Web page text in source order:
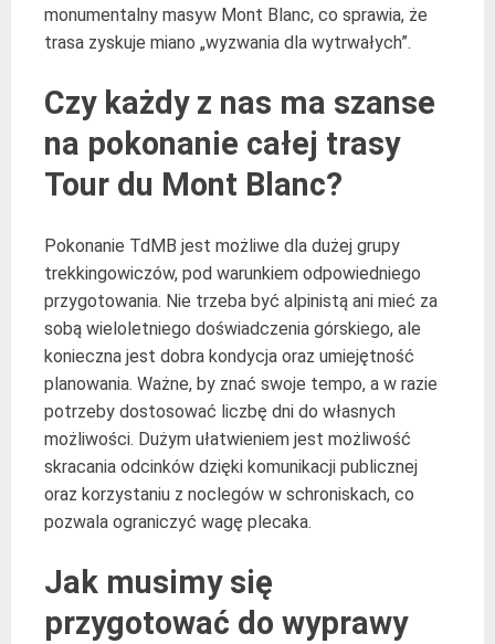
monumentalny masyw Mont Blanc, co sprawia, że
trasa zyskuje miano „wyzwania dla wytrwałych”.
Czy każdy z nas ma szanse
na pokonanie całej trasy
Tour du Mont Blanc?
Pokonanie TdMB jest możliwe dla dużej grupy
trekkingowiczów, pod warunkiem odpowiedniego
przygotowania. Nie trzeba być alpinistą ani mieć za
sobą wieloletniego doświadczenia górskiego, ale
konieczna jest dobra kondycja oraz umiejętność
planowania. Ważne, by znać swoje tempo, a w razie
potrzeby dostosować liczbę dni do własnych
możliwości. Dużym ułatwieniem jest możliwość
skracania odcinków dzięki komunikacji publicznej
oraz korzystaniu z noclegów w schroniskach, co
pozwala ograniczyć wagę plecaka.
Jak musimy się
przygotować do wyprawy